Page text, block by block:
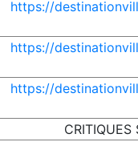
https://
https://
https://
CRITIQUES